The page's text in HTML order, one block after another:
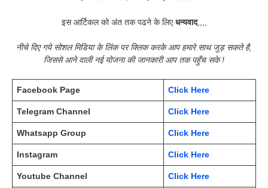
इस आर्टिकल को अंत तक पढने के लिएधन्यवाद,,,,
नीचे दिए गये सोशल मिडिया के लिंक पर क्लिक करके आप हमारे साथ जुड़ सकते है,
जिससे आने वाली नई योजना की जानकारी आप तक पहुँच सके !
Facebook Page Click Here
Telegram Channel Click Here
Whatsapp Group Click Here
Instagram Click Here
Youtube Channel Click Here